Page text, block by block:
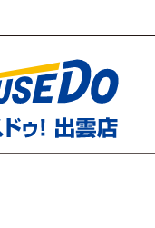
本ホーム株式会社の社員、
り定め、その徹底を図りま